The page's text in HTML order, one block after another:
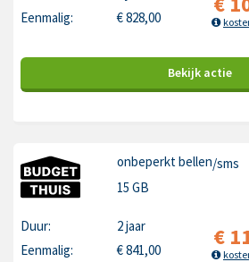
Eenmalig:
€828,00
Bekijk actie
onbeperkt bellen/sms
15 GB
Duur:
2 jaar
Eenmalig:
€841,00 €